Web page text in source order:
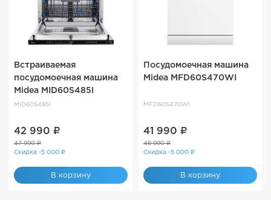
Встраиваемая
посудомоечная машина
Midea MID60S485I
MID60S485I
42 990 ₽
47 990 ₽
Скидка -5 000 ₽
В корзину
Посудомоечная машина
Midea MFD60S470WI
MFD60S470WI
41 990 ₽
46 990 ₽
Скидка -5 000 ₽
В корзину